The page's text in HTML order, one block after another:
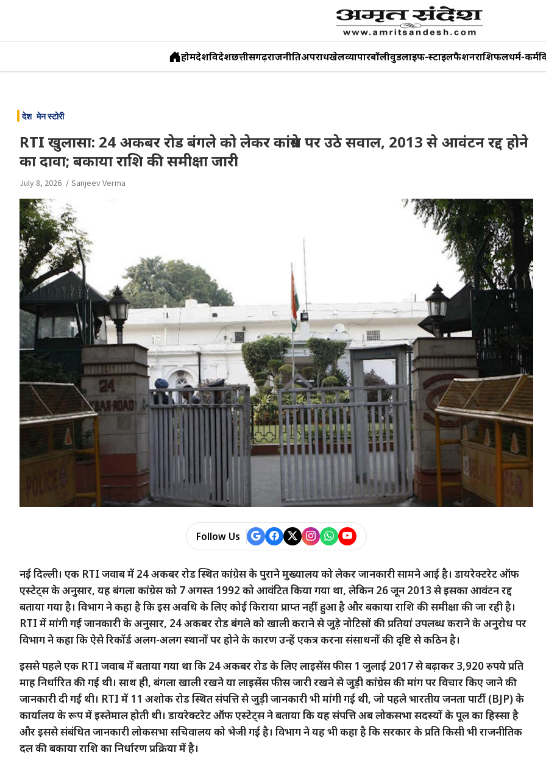
content
होमदेशविदेशछत्तीसगढ़राजनीतिअपराधखेलव्यापारबॉलीवुडलाइफ-स्टाइलफैशनराशिफलधर्म-कर्म
देश मेन स्टोरी
RTI खुलासा: 24 अकबर रोड बंगले को लेकर कांग्रेस पर उठे सवाल, 2013 से आवंटन रद्द होने
का दावा; बकाया राशि की समीक्षा जारी
July 8, 2026 Sanjeev Verma
Follow Us
नई दिल्ली। एक RTI जवाब में 24 अकबर रोड स्थित कांग्रेस के पुराने मुख्यालय को लेकर जानकारी सामने आई है। डायरेक्टरेट ऑफ
एस्टेट्स के अनुसार, यह बंगला कांग्रेस को 7 अगस्त 1992 को आवंटित किया गया था, लेकिन 26 जून 2013 से इसका आवंटन रद्द
बताया गया है। विभाग ने कहा है कि इस अवधि के लिए कोई किराया प्राप्त नहीं हुआ है और बकाया राशि की समीक्षा की जा रही है।
RTI में मांगी गई जानकारी के अनुसार, 24 अकबर रोड बंगले को खाली कराने से जुड़े नोटिसों की प्रतियां उपलब्ध कराने के अनुरोध पर
विभाग ने कहा कि ऐसे रिकॉर्ड अलग-अलग स्थानों पर होने के कारण उन्हें एकत्र करना संसाधनों की दृष्टि से कठिन है।
इससे पहले एक RTI जवाब में बताया गया था कि 24 अकबर रोड के लिए लाइसेंस फीस 1 जुलाई 2017 से बढ़ाकर 3,920 रुपये प्रति
माह निर्धारित की गई थी। साथ ही, बंगला खाली रखने या लाइसेंस फीस जारी रखने से जुड़ी कांग्रेस की मांग पर विचार किए जाने की
जानकारी दी गई थी। RTI में 11 अशोक रोड स्थित संपत्ति से जुड़ी जानकारी भी मांगी गई थी, जो पहले भारतीय जनता पार्टी (BJP) के
कार्यालय के रूप में इस्तेमाल होती थी। डायरेक्टरेट ऑफ एस्टेट्स ने बताया कि यह संपत्ति अब लोकसभा सदस्यों के पूल का हिस्सा है
और इससे संबंधित जानकारी लोकसभा सचिवालय को भेजी गई है। विभाग ने यह भी कहा है कि सरकार के प्रति किसी भी राजनीतिक
दल की बकाया राशि का निर्धारण प्रक्रिया में है।